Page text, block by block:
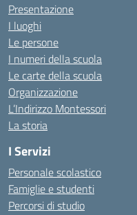
Presentazione
I luoghi
Le persone
I numeri della scuola
Le carte della scuola
Organizzazione
L’Indirizzo Montessori
La storia
I Servizi
Personale scolastico
Famiglie e studenti
Percorsi di studio